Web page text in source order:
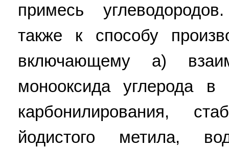
примесь
также к способу
включающему a)
монооксида углерода в
карбонилирования,
йодистого метила,